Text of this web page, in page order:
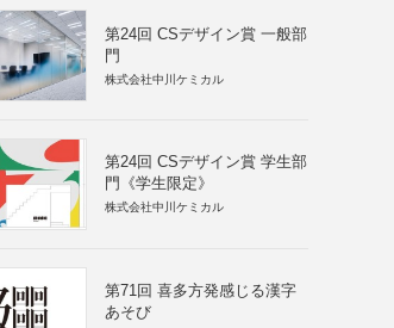
第24回 CSデザイン賞 一般部
門
株式会社中川ケミカル
第24回 CSデザイン賞 学生部
門《学生限定》
株式会社中川ケミカル
第71回 喜多方発感じる漢字
あそび